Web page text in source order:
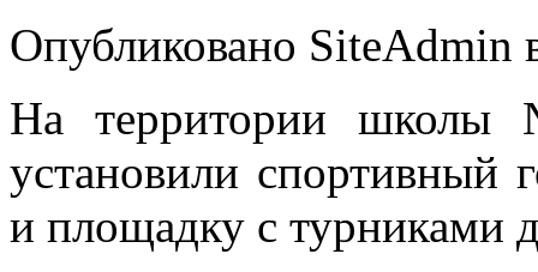
Опубликовано SiteAdmin
На территории
установили спортивный
и площадку с турниками